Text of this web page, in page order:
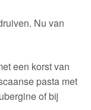
Nu van
een korst van
pasta met
of bij